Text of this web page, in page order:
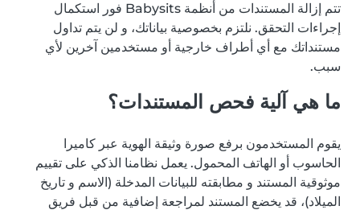
تتم إزالة المستندات من أنظمة Babysits فور استكمال
إجراءات التحقق. نلتزم بخصوصية بياناتك، و لن يتم تداول
مستنداتك مع أي أطراف خارجية أو مستخدمين آخرين لأي
سبب.
ما هي آلية فحص المستندات؟
يقوم المستخدمون برفع صورة وثيقة الهوية عبر كاميرا
الحاسوب أو الهاتف المحمول. يعمل نظامنا الذكي على تقييم
موثوقية المستند و مطابقته للبيانات المدخلة (الاسم و تاريخ
الميلاد)، قد يخضع المستند لمراجعة إضافية من قبل فريق